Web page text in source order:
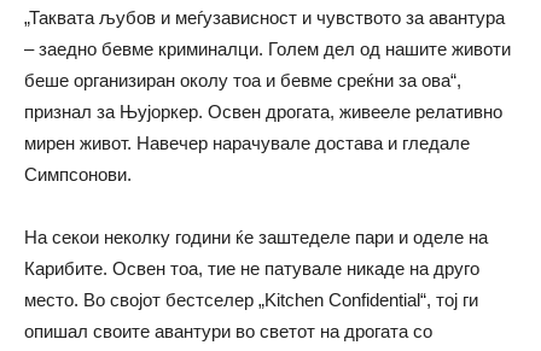
„Таквата љубов и меѓузависност и чувството за авантура
– заедно бевме криминалци. Голем дел од нашите животи
беше организиран околу тоа и бевме среќни за ова“,
признал за Њујоркер. Освен дрогата, живееле релативно
мирен живот. Навечер нарачувале достава и гледале
Симпсонови.
На секои неколку години ќе заштеделе пари и оделе на
Карибите. Освен тоа, тие не патувале никаде на друго
место. Во својот бестселер „Kitchen Confidential“, тој ги
опишал своите авантури во светот на дрогата со